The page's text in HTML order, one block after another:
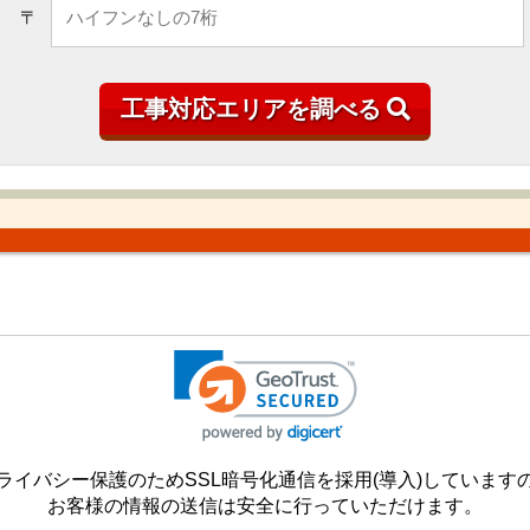
〒
イバシー保護のためSSL暗号化通信を採用(導入)しています
お客様の情報の送信は安全に行っていただけます。